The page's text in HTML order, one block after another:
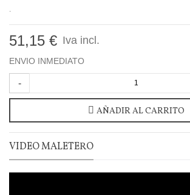
.
51,15 € Iva incl.
ENVIO INMEDIATO
-
AÑADIR AL CARRITO
VIDEO MALETERO